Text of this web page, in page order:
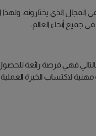
المجال الذي يختارونه،
جميع أنحاء العالم.
تصل إلى 20 ساعة في الأسبوع أثناء
مهنية لاكتساب الخبرة